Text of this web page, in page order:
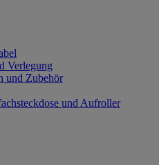
Verlegung
und Zubehör
und Aufroller